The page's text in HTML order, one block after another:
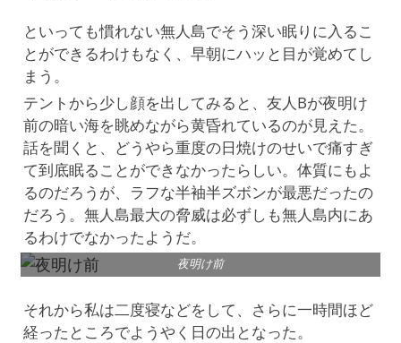
といっても慣れない無人島でそう深い眠りに入るこ
とができるわけもなく、早朝にハッと目が覚めてし
まう。
テントから少し顔を出してみると、友人Bが夜明け
前の暗い海を眺めながら黄昏れているのが見えた。
話を聞くと、どうやら重度の日焼けのせいで痛すぎ
て到底眠ることができなかったらしい。体質にもよ
るのだろうが、ラフな半袖半ズボンが最悪だったの
だろう。無人島最大の脅威は必ずしも無人島内にあ
るわけでなかったようだ。
夜明け前
それから私は二度寝などをして、さらに一時間ほど
経ったところでようやく日の出となった。